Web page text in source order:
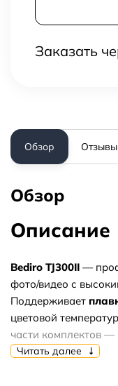
Заказать
Обзор Отзывы
Обзор
Описание
Bediro TJ300II —
фото/видео с
Поддерживает
цветовой
части комплектов —
комплектации).
Читать далее